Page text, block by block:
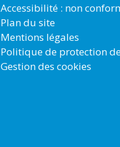
Accessibilité : non
Plan du site
Mentions légales
Politique de protection
Gestion des cookies